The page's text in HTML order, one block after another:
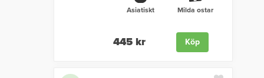
Asiatiskt Milda ostar
445 kr Köp